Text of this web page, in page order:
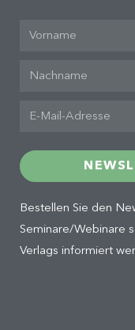
Bestellen Sie den
Seminare/Webinare
Verlags informiert